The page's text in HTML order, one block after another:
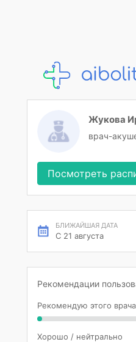
Жукова
врач-
Посмотреть
БЛИЖАЙШАЯ ДАТА
С 21 августа
Рекомендации
Рекомендую этого врача
Хорошо / нейтрально